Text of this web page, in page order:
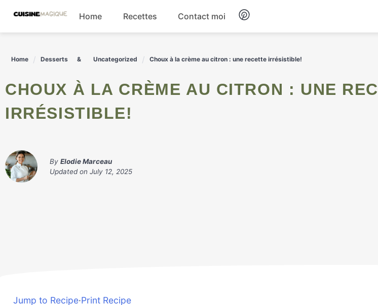
content
Home Recettes Contact moi
Home Desserts Uncategorized Choux à la crème au citron : une recette irrésistible!
CHOUX À LA CRÈME AU CITRON : UNE RECETTE
IRRÉSISTIBLE!
By Elodie Marceau
Updated on July 12, 2025
Jump to Recipe·Print Recipe